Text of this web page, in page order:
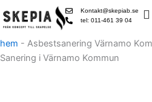
to
Kontakt@skepiab.se
tel: 011-461 39 04
hem - Asbestsanering Värnamo
Sanering i Värnamo Kommun